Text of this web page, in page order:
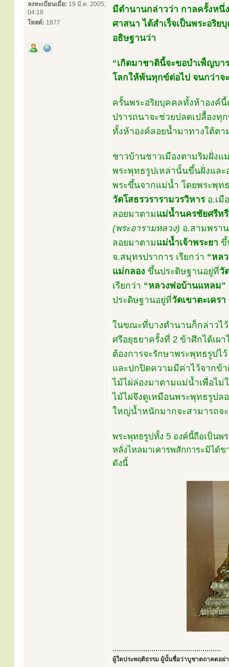
ลงทะเบียนเมื่อ: 19 มี.ค. 2005,
04:18
โพสต์: 1877
มีตำนานกล่าวว่า กาลครั้งหนึ่
ศาสนา ได้สำเร็จเป็นพระอริ
อธิษฐานว่า
“เกิดมาชาตินี้จะขอบำเพ็ญบ
โลกให้พ้นทุกข์ต่อไป จนกว่าจ
ครั้นพระอริยบุคคลทั้งห้าองค์
ปรารถนาจะช่วยปลดเปลื้อง
ทั้งห้าองค์ลอยน้ำมาทางใต้ต
ชาวบ้านชาวเมืองตามริมฝั่ง
พระพุทธรูปเหล่านั้นขึ้นฝั่งแล
พระขึ้นจากแม่น้ำ โดยพระพุท
วัดโสธรวรารามวรวิหารอ.เมื
ลอยมาตามแม่น้ำนครชัยศรีห
(พระอารามหลวง) อ.สามพรา
ลอยมาตามแม่น้ำเจ้าพระยา ขึ้
จ.สมุทรปราการ เรียกว่า “หล
แม่กลอง ขึ้นประดิษฐานอยู่ที่วั
เรียกว่า “หลวงพ่อบ้านแหลม”
ประดิษฐานอยู่ที่วัดเขาตะเครา
ในขณะที่บางตำนานก็กล่าวไว้
ศรีอยุธยาครั้งที่ 2 ข้าศึกได้เผ
ต้องการจะรักษาพระพุทธรูปไ
และปกปิดความมีค่าไว้จากข้
ไม้ไผ่ล่องมาตามแม่น้ำเพื่อไ
ไม้ไผ่จึงดูเหมือนพระพุทธรูปล
ใหญ่น้ำหนักมากจะสามารถจ
พระพุทธรูปทั้ง 5 องค์นี้ถือเป็นพ
หลั่งไหลมาเคารพสักการะมิได้
ดังนี้
.....................................................
ผู้ใดประพฤติธรรม ผู้นั้นชื่อว่าบูชาตถาคตอย่า